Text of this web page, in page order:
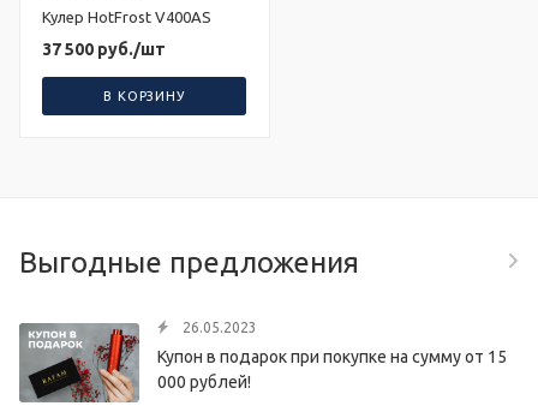
Кулер HotFrost V400AS
37 500 руб./шт
В КОРЗИНУ
Выгодные предложения
26.05.2023
Купон в подарок при покупке на сумму от 15
000 рублей!